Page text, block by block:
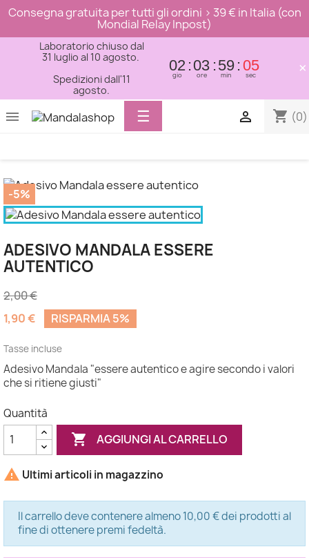
Consegna gratuita per tutti gli ordini > 39 € in Italia (con
Mondial Relay Inpost)
Laboratorio chiuso dal
31 luglio al 10 agosto.
Spedizioni dall'11
agosto.
02
gio
03
ore
59
min
05
sec ×
 shopping_cart (0)

Toggle
navigation
☰
-5%
ADESIVO MANDALA ESSERE
AUTENTICO
2,00 €
1,90 €
RISPARMIA 5%
Tasse incluse
Adesivo Mandala "essere autentico e agire secondo i valori
che si ritiene giusti"
Quantità
 AGGIUNGI AL CARRELLO
 Ultimi articoli in magazzino
Il carrello deve contenere almeno 10,00 € dei prodotti al
fine di ottenere premi fedeltà.